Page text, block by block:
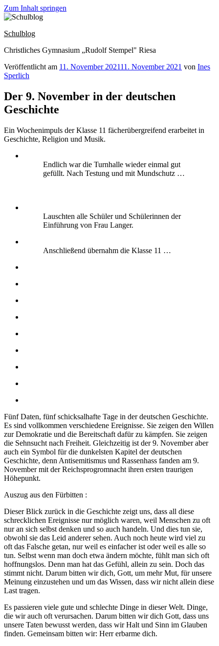
Zum Inhalt springen
Schulblog
Christliches Gymnasium „Rudolf Stempel" Riesa
Veröffentlicht am 11. November 202111. November 2021 von Ines
Sperlich
Der 9. November in der deutschen
Geschichte
Ein Wochenimpuls der Klasse 11 fächerübergreifend erarbeitet in
Geschichte, Religion und Musik.
Endlich war die Turnhalle wieder einmal gut
gefüllt. Nach Testung und mit Mundschutz …
Lauschten alle Schüler und Schülerinnen der
Einführung von Frau Langer.
Anschließend übernahm die Klasse 11 …
Fünf Daten, fünf schicksalhafte Tage in der deutschen Geschichte.
Es sind vollkommen verschiedene Ereignisse. Sie zeigen den Willen
zur Demokratie und die Bereitschaft dafür zu kämpfen. Sie zeigen
die Sehnsucht nach Freiheit. Gleichzeitig ist der 9. November aber
auch ein Symbol für die dunkelsten Kapitel der deutschen
Geschichte, denn Antisemitismus und Rassenhass fanden am 9.
November mit der Reichsprogromnacht ihren ersten traurigen
Höhepunkt.
Auszug aus den Fürbitten :
Dieser Blick zurück in die Geschichte zeigt uns, dass all diese
schrecklichen Ereignisse nur möglich waren, weil Menschen zu oft
nur an sich selbst denken und so auch handeln. Und dies tun sie,
obwohl sie das Leid anderer sehen. Auch noch heute wird viel zu
oft das Falsche getan, nur weil es einfacher ist oder weil es alle so
tun. Selbst wenn man doch etwa ändern möchte, fühlt man sich oft
hoffnungslos. Denn man hat das Gefühl, allein zu sein. Doch das
stimmt nicht. Darum bitten wir dich, Gott, um mehr Mut, für unsere
Meinung einzustehen und um das Wissen, dass wir nicht allein diese
Last tragen.
Es passieren viele gute und schlechte Dinge in dieser Welt. Dinge,
die wir auch oft verursachen. Darum bitten wir dich Gott, dass uns
unsere Taten bewusst werden, dass wir Halt und Sinn im Glauben
finden. Gemeinsam bitten wir: Herr erbarme dich.